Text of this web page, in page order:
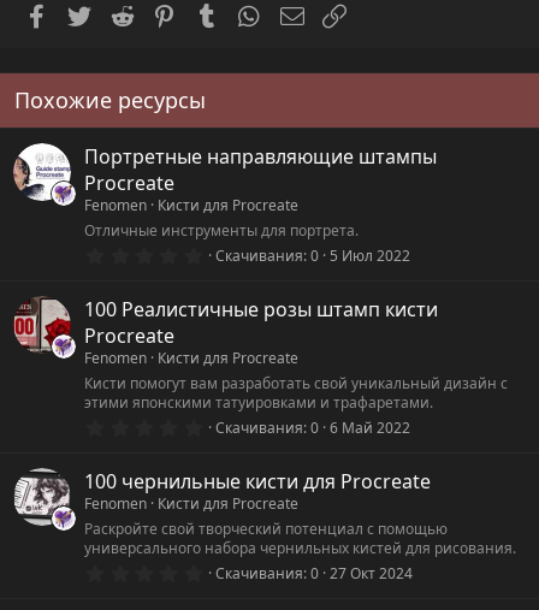
Facebook
Twitter Reddit PinterestTumblrWhatsAppЭлектронная почта
Похожие ресурсы
Портретные направляющие штампы
Procreate
Fenomen Кисти для Procreate
Отличные инструменты для портрета.
0
0
з
ё
з
д
Скачивания 0 5 Июл 2022
100 Реалистичные розы штамп кисти
Procreate
Fenomen Кисти для Procreate
Кисти помогут вам разработать свой уникальный дизайн с
этими японскими татуировками и трафаретами.
0
0
з
в
ё
з
Скачивания 0 6 Май 2022
100 чернильные кисти для Procreate
Fenomen Кисти для Procreate
Раскройте свой творческий потенциал с помощью
универсального набора чернильных кистей для рисования.
0Скачивания 0 27 Окт 2024